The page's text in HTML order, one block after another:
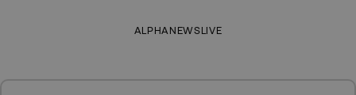
ALPHANEWSLIVE